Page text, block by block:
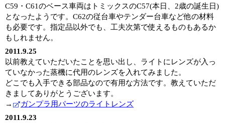
C59・C61のベース車両はトミックスのC57(本日、2歳の誕生日)
となったようです。C62の従台車やテンダー台車など他の材料
も必要です。指定品以外でも、工夫次第で使えるものもあるか
もしれません。
2011.9.25
以前教えていただいたことを思い出し、ライトにレンズが入っ
ていなかった蒸機に代用のレンズを入れてみました。
どこでも入手できる部品なので有用な方法です。教えていただ
きましてありがとうございます。
→
ガンプラ用パーツのライトレンズ
2011.9.23